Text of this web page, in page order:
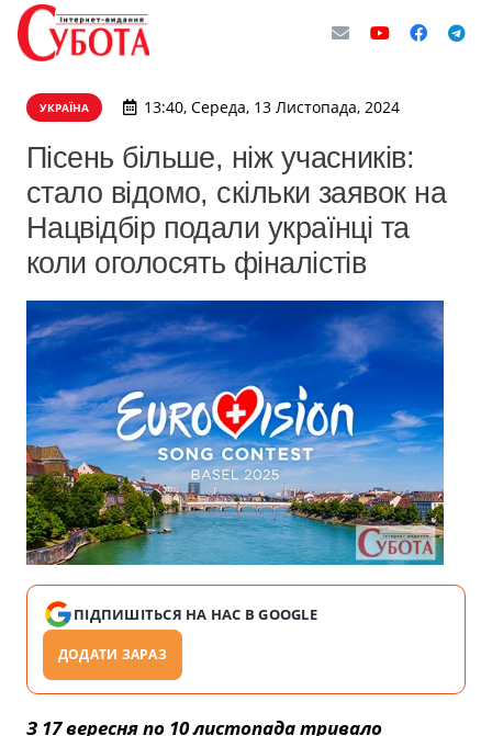
УКРАЇНА 13:40, Середа, 13 Листопада, 2024
Пісень більше, ніж учасників:
стало відомо, скільки заявок на
Нацвідбір подали українці та
коли оголосять фіналістів
ПІДПИШІТЬСЯ НА НАС В GOOGLE
ДОДАТИ ЗАРАЗ
З 17 вересня по 10 листопада тривало